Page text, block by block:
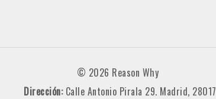
© 2026 Reason Why
Dirección: Calle Antonio Pirala 29. Madrid, 28017